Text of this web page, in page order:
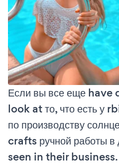
Если вы все еще have
look at то, что есть у
по производству
crafts ручной работы
seen in their business.